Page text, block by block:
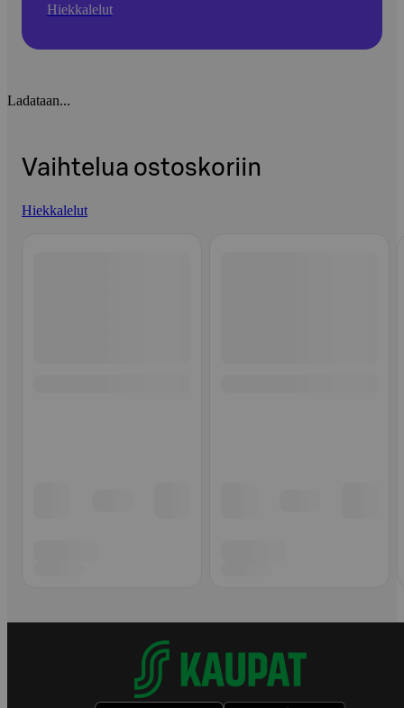
Hiekkalelut
Ladataan...
Vaihtelua ostoskoriin
Hiekkalelut